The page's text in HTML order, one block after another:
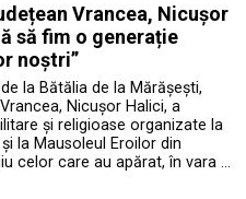
Vrancea, Nicușor
să fim o generație
noștri”
la Bătălia de la Mărășești,
Nicușor Halici, a
și religioase organizate la
la Mausoleul Eroilor din
celor care au apărat, în vara …